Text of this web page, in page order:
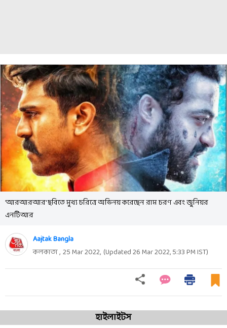
'আরআরআর' ছবিতে মুখ্য চরিত্রে অভিনয় করেছেন রাম চরণ এবং জুনিয়র
এনটিআর
Aajtak Bangla
কলকাতা , 25 Mar 2022, (Updated26 Mar 2022, 5:33 PMIST)
হাইলাইটস